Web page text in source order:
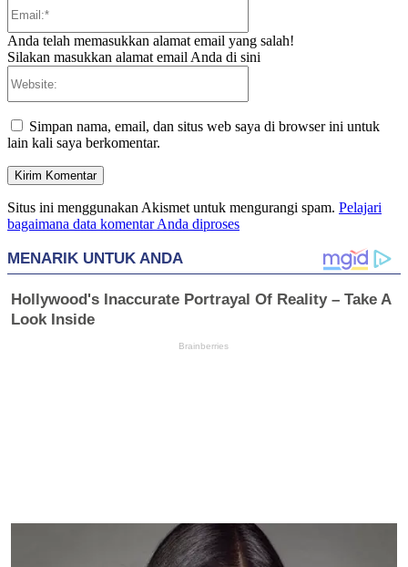
Anda telah memasukkan alamat email yang salah!
Silakan masukkan alamat email Anda di sini
Simpan nama, email, dan situs web saya di browser ini untuk
lain kali saya berkomentar.
Situs ini menggunakan Akismet untuk mengurangi spam. Pelajari
bagaimana data komentar Anda diproses